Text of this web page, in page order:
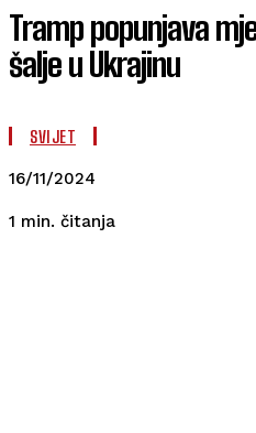
Tramp popunjava
šalje u Ukrajinu
SVIJET
16/11/2024
1 min. čitanja